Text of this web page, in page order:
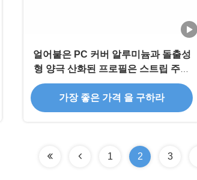
얼어붙은 PC 커버 알루미늄과 돌출성
형 양극 산화된 프로필은 스트립 주택
을 이끌었습니다
가장 좋은 가격 을 구하라
1 2 3